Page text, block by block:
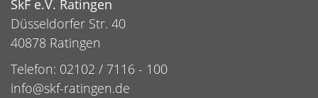
SkF e.V. Ratingen
Düsseldorfer Str. 40
40878 Ratingen
Telefon: 02102 / 7116 - 100
info@skf-ratingen.de